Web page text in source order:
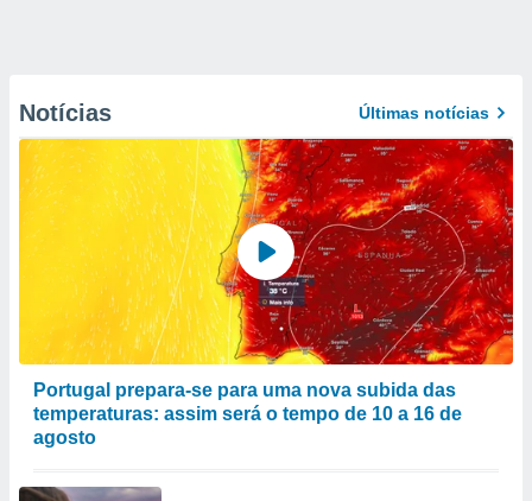
Notícias Últimas notícias
Portugal prepara-se para uma nova subida das
temperaturas: assim será o tempo de 10 a 16 de
agosto